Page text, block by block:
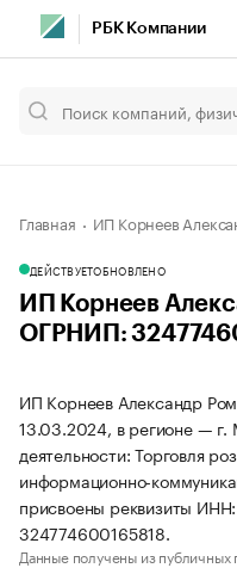
РБК Компании
Главная ИП Корнеев
ДЕЙСТВУЕТОБНОВЛЕНО
ИП Корнеев
ОГРНИП:
ИП Корнеев Александр
13.03.2024, в регионе — г.
деятельности: Торговля
информационно-
присвоены реквизиты
324774600165818.
Данные получены из публичных